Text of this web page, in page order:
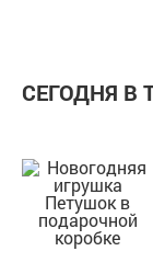
СЕГОДНЯ В